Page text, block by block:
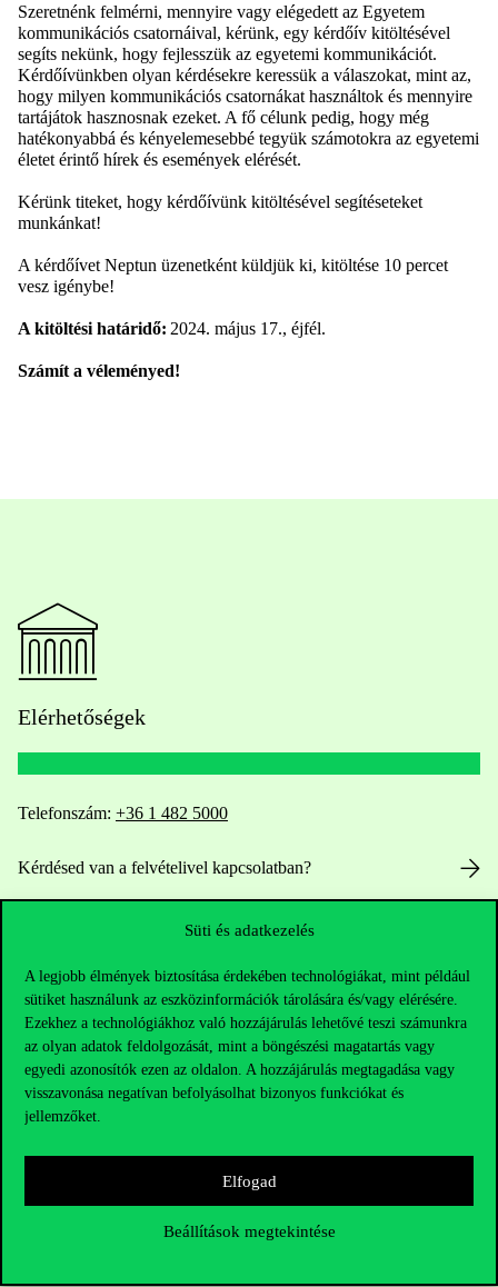
Süti és adatkezelés
A legjobb élmények biztosítása érdekében technológiákat, mint például
sütiket használunk az eszközinformációk tárolására és/vagy elérésére.
Ezekhez a technológiákhoz való hozzájárulás lehetővé teszi számunkra
az olyan adatok feldolgozását, mint a böngészési magatartás vagy
egyedi azonosítók ezen az oldalon. A hozzájárulás megtagadása vagy
visszavonása negatívan befolyásolhat bizonyos funkciókat és
jellemzőket.
Elfogad
Beállítások megtekintése
Szeretnénk felmérni, mennyire vagy elégedett az Egyetem
kommunikációs csatornáival, kérünk, egy kérdőív kitöltésével
segíts nekünk, hogy fejlesszük az egyetemi kommunikációt.
Kérdőívünkben olyan kérdésekre keressük a válaszokat, mint az,
hogy milyen kommunikációs csatornákat használtok és mennyire
tartájátok hasznosnak ezeket. A fő célunk pedig, hogy még
hatékonyabbá és kényelemesebbé tegyük számotokra az egyetemi
életet érintő hírek és események elérését.
Kérünk titeket, hogy kérdőívünk kitöltésével segítéseteket
munkánkat!
A kérdőívet Neptun üzenetként küldjük ki, kitöltése 10 percet
vesz igénybe!
A kitöltési határidő: 2024. május 17., éjfél.
Számít a véleményed!
Elérhetőségek
Telefonszám: +36 1 482 5000
Kérdésed van a felvételivel kapcsolatban?
HUB jelenlegi hallgatóinknak
Sajtó:press@uni-corvinus.hu
Hasznos linkek